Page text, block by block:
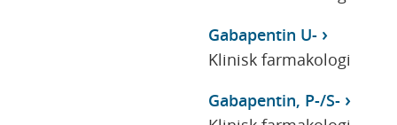
Gabapentin U-
Klinisk farmakologi
Gabapentin, P-/S-